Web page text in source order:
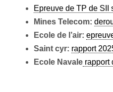
Epreuve de TP de SII
Mines Telecom:
Ecole de l’air:
Saint cyr: rapport
Ecole Navale rapport